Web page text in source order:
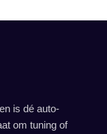
is dé auto-
om tuning of